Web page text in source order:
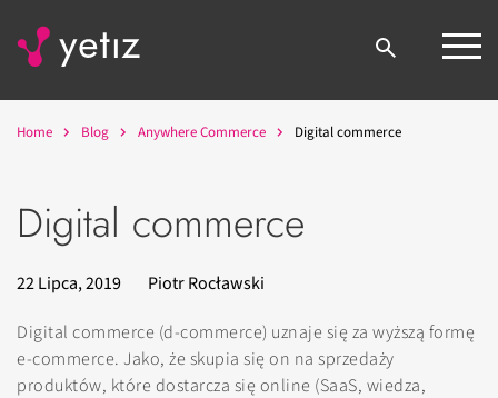
Home Blog Anywhere Commerce Digital commerce
Digital commerce
22 Lipca, 2019
Piotr Rocławski
Digital commerce (d-commerce) uznaje się za wyższą formę
e-commerce. Jako, że skupia się on na sprzedaży
produktów, które dostarcza się online (SaaS, wiedza,